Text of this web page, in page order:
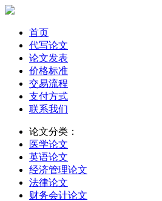
首页
代写论文
论文发表
价格标准
交易流程
支付方式
联系我们
论文分类：
医学论文
英语论文
经济管理论文
法律论文
财务会计论文